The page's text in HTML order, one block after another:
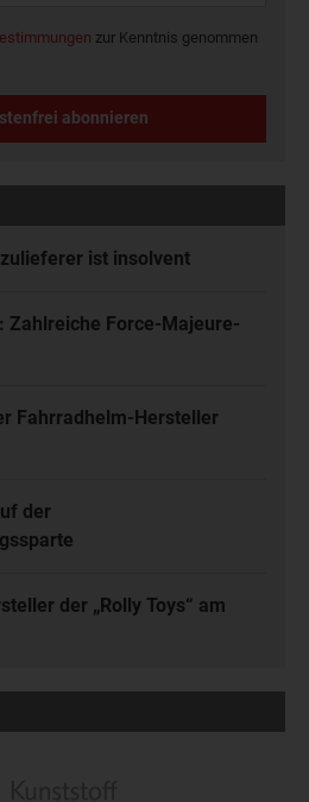
zur Kenntnis genommen
abonnieren
ist insolvent
Zahlreiche Force-Majeure-
Fahrradhelm-Hersteller
der
der „Rolly Toys“ am